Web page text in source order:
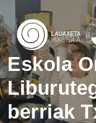
Eskola
berriak